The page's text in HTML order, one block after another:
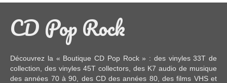
CD Pop Rock
Découvrez la « Boutique CD Pop Rock » : des vinyles 33T de
collection, des vinyles 45T collectors, des K7 audio de musique
des années 70 à 90, des CDdes années 80, desfilms VHS et